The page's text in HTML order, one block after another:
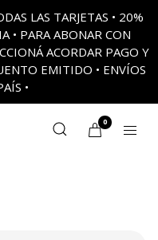
LAS TARJETAS • 20%
• PARA ABONAR CON
ACORDAR PAGO Y
EMITIDO • ENVÍOS
•
0